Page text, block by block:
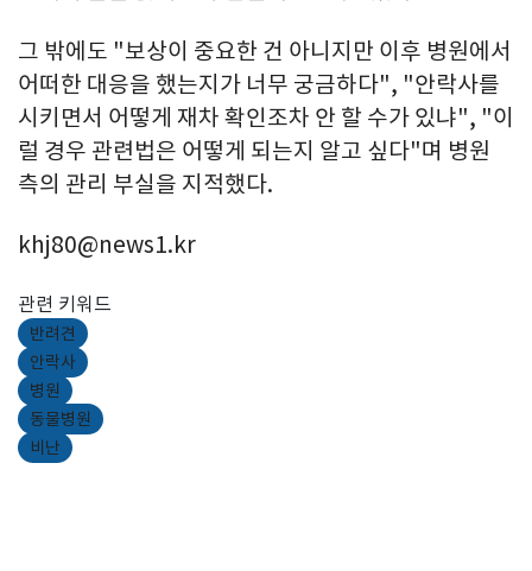
그 밖에도 "보상이 중요한 건 아니지만 이후 병원에서
어떠한 대응을 했는지가 너무 궁금하다", "안락사를
시키면서 어떻게 재차 확인조차 안 할 수가 있냐", "이
럴 경우 관련법은 어떻게 되는지 알고 싶다"며 병원
측의 관리 부실을 지적했다.
khj80@news1.kr
관련 키워드
반려견
안락사
병원
동물병원
비난